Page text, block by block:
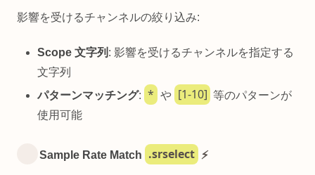
影響を受けるチャンネルの絞り込み:
Scope 文字列 : 影響を受けるチャンネルを指定する
文字列
パターンマッチング: * や [1-10] 等のパターンが
使用可能
Sample Rate Match .srselect ⚡